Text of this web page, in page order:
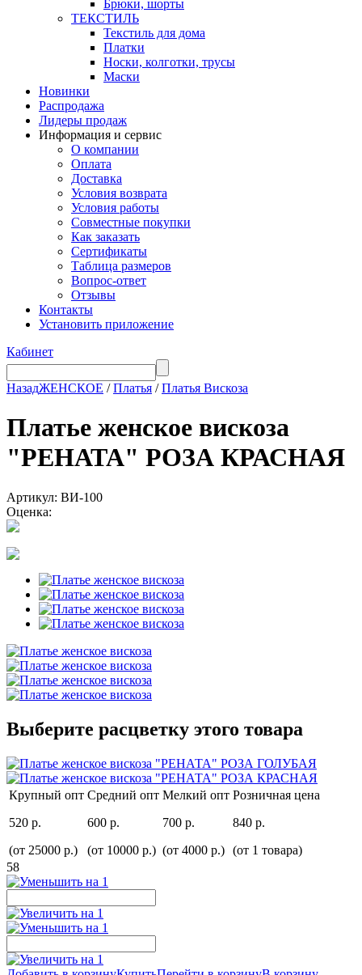
Брюки, шорты
ТЕКСТИЛЬ
Текстиль для дома
Платки
Носки, колготки, трусы
Маски
Новинки
Распродажа
Лидеры продаж
Информация и сервис
О компании
Оплата
Доставка
Условия возврата
Условия работы
Совместные покупки
Как заказать
Сертификаты
Таблица размеров
Вопрос-ответ
Отзывы
Контакты
Установить приложение
Кабинет
НазадЖЕНСКОЕ /Платья /Платья Вискоза
Платье женское вискоза
"РЕНАТА" РОЗА КРАСНАЯ
Артикул: ВИ-100
Оценка:
Выберите расцветку этого товара
Крупный опт
520 р.
(от 25000 р.)
Средний опт
600 р.
(от 10000 р.)
Мелкий опт
700 р.
(от 4000 р.)
Розничная цена
840 р.
(от 1 товара)
58